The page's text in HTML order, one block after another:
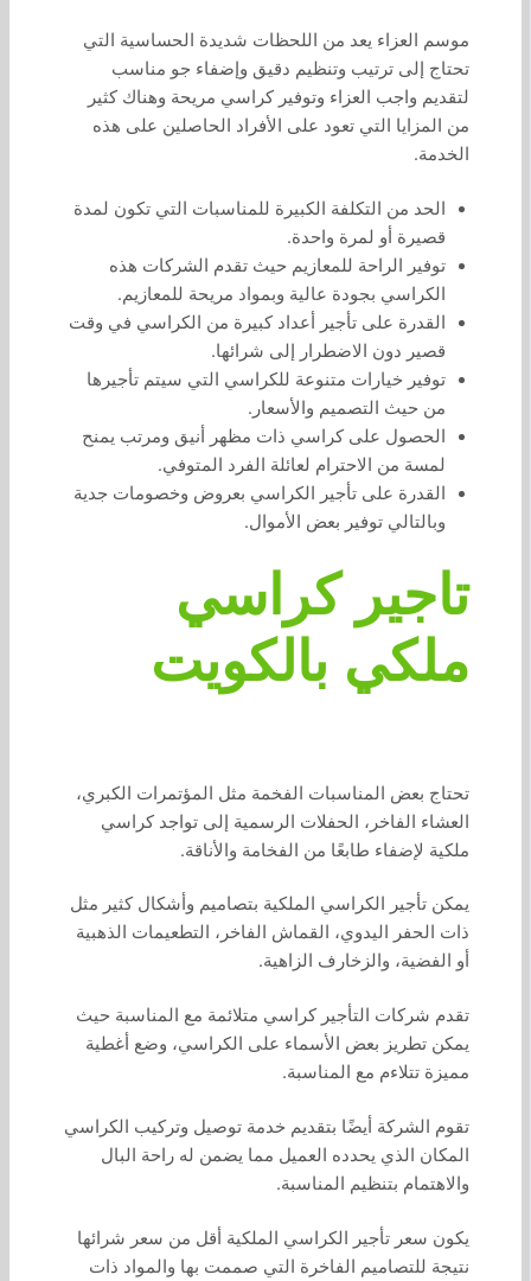
موسم العزاء يعد من اللحظات شديدة الحساسية التي
تحتاج إلى ترتيب وتنظيم دقيق وإضفاء جو مناسب
لتقديم واجب العزاء وتوفير كراسي مريحة وهناك كثير
من المزايا التي تعود على الأفراد الحاصلين على هذه
الخدمة.
الحد من التكلفة الكبيرة للمناسبات التي تكون لمدة
قصيرة أو لمرة واحدة.
توفير الراحة للمعازيم حيث تقدم الشركات هذه
الكراسي بجودة عالية وبمواد مريحة للمعازيم.
القدرة على تأجير أعداد كبيرة من الكراسي في وقت
قصير دون الاضطرار إلى شرائها.
توفير خيارات متنوعة للكراسي التي سيتم تأجيرها
من حيث التصميم والأسعار.
الحصول على كراسي ذات مظهر أنيق ومرتب يمنح
لمسة من الاحترام لعائلة الفرد المتوفي.
القدرة على تأجير الكراسي بعروض وخصومات جدية
وبالتالي توفير بعض الأموال.
تاجير كراسي
ملكي بالكويت
تحتاج بعض المناسبات الفخمة مثل المؤتمرات الكبري،
العشاء الفاخر، الحفلات الرسمية إلى تواجد كراسي
ملكية لإضفاء طابعًا من الفخامة والأناقة.
يمكن تأجير الكراسي الملكية بتصاميم وأشكال كثير مثل
ذات الحفر اليدوي، القماش الفاخر، التطعيمات الذهبية
أو الفضية، والزخارف الزاهية.
تقدم شركات التأجير كراسي متلائمة مع المناسبة حيث
يمكن تطريز بعض الأسماء على الكراسي، وضع أغطية
مميزة تتلاءم مع المناسبة.
تقوم الشركة أيضًا بتقديم خدمة توصيل وتركيب الكراسي
المكان الذي يحدده العميل مما يضمن له راحة البال
والاهتمام بتنظيم المناسبة.
يكون سعر تأجير الكراسي الملكية أقل من سعر شرائها
نتيجة للتصاميم الفاخرة التي صممت بها والمواد ذات